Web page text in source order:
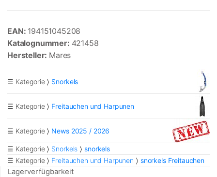
EAN: 194151045208
Katalognummer: 421458
Hersteller: Mares
☰ Kategorie Snorkels
☰ Kategorie Freitauchen und Harpunen
☰ Kategorie News 2025 / 2026
☰ Kategorie Snorkels
snorkels
☰ Kategorie
Freitauchen und Harpunen snorkels Freitauchen
Lagerverfügbarkeit